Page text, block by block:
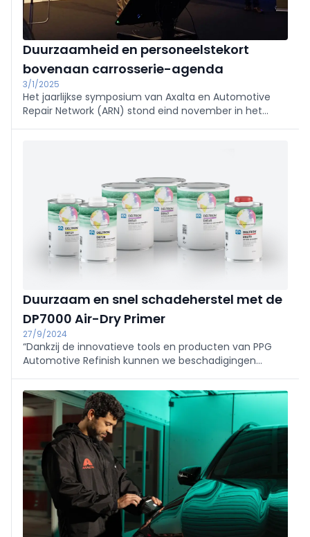
Duurzaamheid en personeelstekort
bovenaan carrosserie-agenda
3/1/2025
Het jaarlijkse symposium van Axalta en Automotive
Repair Network (ARN) stond eind november in het
Duurzaam en snel schadeherstel met de
DP7000 Air-Dry Primer
27/9/2024
“Dankzij de innovatieve tools en producten van PPG
Automotive Refinish kunnen we beschadigingen
Bram Eeckhout van Smart Car Repair. “Een grote hulp
hierbij is de DP7000 Air-Dry Primer..."